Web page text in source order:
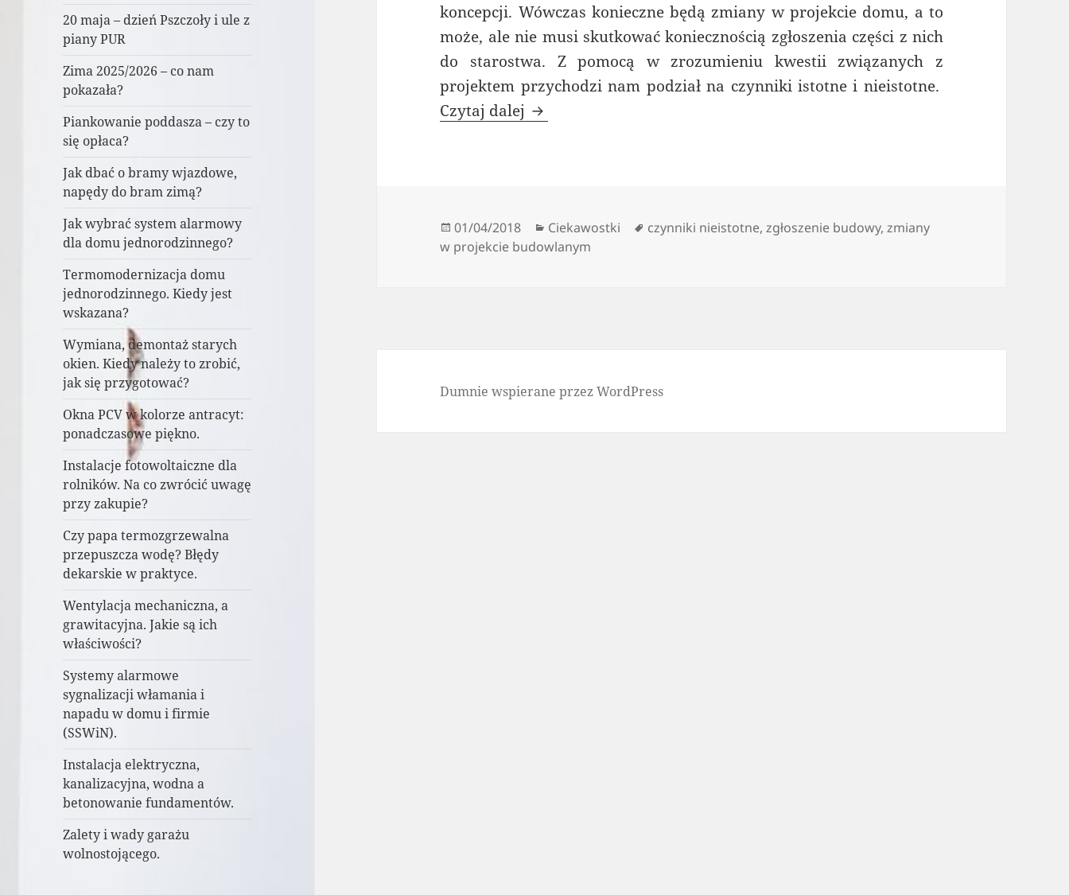
20 maja – dzień Pszczoły i ule z
piany PUR
Zima 2025/2026 – co nam
pokazała?
Piankowanie poddasza – czy to
się opłaca?
Jak dbać o bramy wjazdowe,
napędy do bram zimą?
Jak wybrać system alarmowy
dla domu jednorodzinnego?
Termomodernizacja domu
jednorodzinnego. Kiedy jest
wskazana?
Wymiana, demontaż starych
okien. Kiedy należy to zrobić,
jak się przygotować?
Okna PCV w kolorze antracyt:
ponadczasowe piękno.
Instalacje fotowoltaiczne dla
rolników. Na co zwrócić uwagę
przy zakupie?
Czy papa termozgrzewalna
przepuszcza wodę? Błędy
dekarskie w praktyce.
Wentylacja mechaniczna, a
grawitacyjna. Jakie są ich
właściwości?
Systemy alarmowe
sygnalizacji włamania i
napadu w domu i firmie
(SSWiN).
Instalacja elektryczna,
kanalizacyjna, wodna a
betonowanie fundamentów.
Zalety i wady garażu
wolnostojącego.
koncepcji. Wówczas konieczne będą zmiany w projekcie domu, a to
może, ale nie musi skutkować koniecznością zgłoszenia części z nich
do starostwa. Z pomocą w zrozumieniu kwestii związanych z
projektem przychodzi nam podział na czynniki istotne i nieistotne.
Czytaj dalej Czy zmiany w projekcie budowlanym domu trzeba zgłaszać?
Data
publikacji
01/04/2018 Kategorie
Ciekawostki Tagi
czynniki nieistotne,zgłoszenie budowy,zmiany
w projekcie budowlanym
Dumnie wspierane przez WordPress